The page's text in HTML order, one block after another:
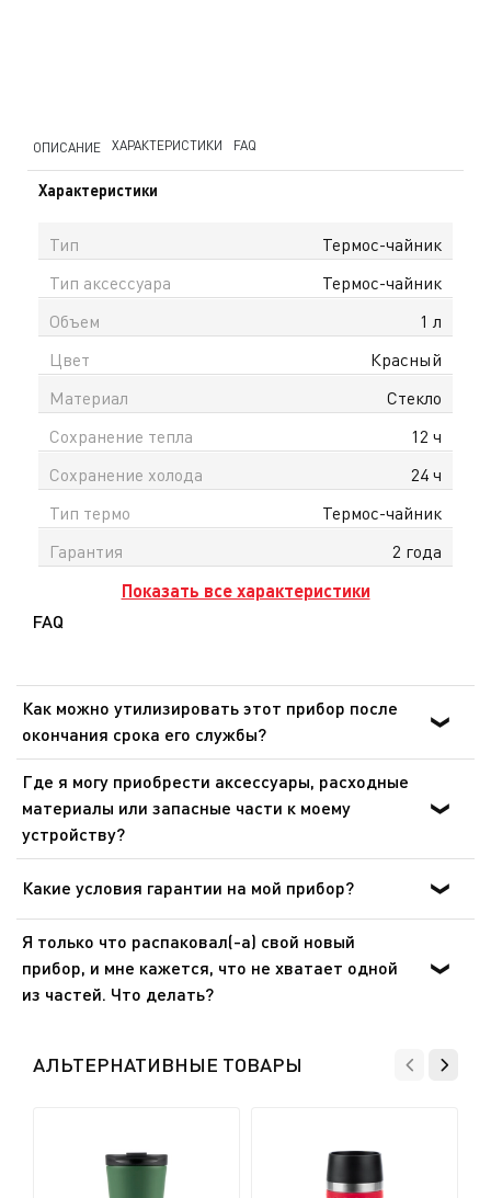
ОПИСАНИЕ ХАРАКТЕРИСТИКИ FAQ
Характеристики
Тип
Термос-чайник
Тип аксессуара
Термос-чайник
Объем
1 л
Цвет
Красный
Материал
Стекло
Сохранение тепла
12 ч
Сохранение холода
24 ч
Тип термо
Термос-чайник
Гарантия
2 года
Показать все характеристики
FAQ
Как можно утилизировать этот прибор после
окончания срока его службы?
В приборе содержатся ценные материалы, которые
могут быть подвергнуты вторичной переработке.
Отнесите его на городской пункт сбора отходов.
Где я могу приобрести аксессуары, расходные
материалы или запасные части к моему
устройству?
Пожалуйста, перейдите в раздел «Аксессуары» веб-
сайта, чтобы легко найти то, что вам нужно для вашего
устройства.
Какие условия гарантии на мой прибор?
Дополнительные сведения содержатся в разделе
«Гарантия» этого веб-сайта.
Я только что распаковал(-а) свой новый
прибор, и мне кажется, что не хватает одной
из частей. Что делать?
найти приемлемое решение.
АЛЬТЕРНАТИВНЫЕ ТОВАРЫ